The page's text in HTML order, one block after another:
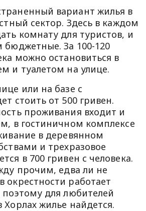
вариант жилья в
сектор. Здесь в каждом
комнату для туристов, и
бюджетные. За 100-120
можно остановиться в
и туалетом на улице.
или на базе с
стоить от 500 гривен.
проживания входит и
в гостиничном комплексе
в деревянном
и трехразовое
в 700 гривен с человека.
прочим, едва ли не
окрестности работает
поэтому для любителей
жилье найдется.